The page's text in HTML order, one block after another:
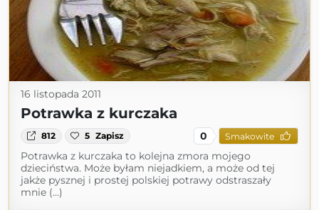
16 listopada 2011
Potrawka z kurczaka
812 5 Zapisz 0 Smakowite
Potrawka z kurczaka to kolejna zmora mojego
dzieciństwa. Może byłam niejadkiem, a może od tej
jakże pysznej i prostej polskiej potrawy odstraszały
mnie (...)